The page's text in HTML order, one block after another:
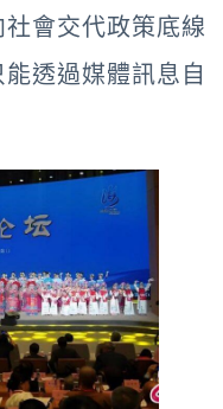
會交代政策底線
透過媒體訊息自